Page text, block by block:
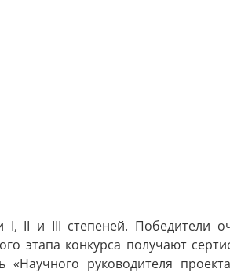
II и III степеней. Победители
этапа конкурса получают
руководителя